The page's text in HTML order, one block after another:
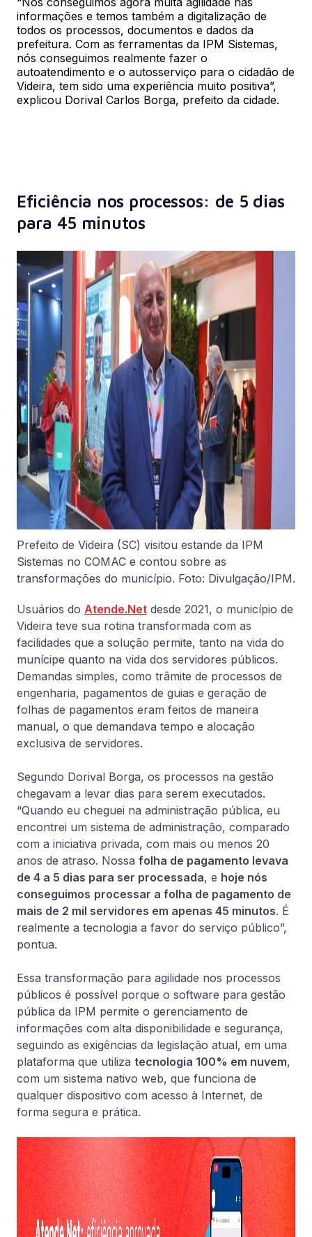
informações e temos também a digitalização de
todos os processos, documentos e dados da
prefeitura. Com as ferramentas da IPM Sistemas,
nós conseguimos realmente fazer o
autoatendimento e o autosserviço para o cidadão de
Videira, tem sido uma experiência muito positiva”,
explicou Dorival Carlos Borga, prefeito da cidade.
Eficiência nos processos: de 5 dias
para 45 minutos
Prefeito de Videira (SC) visitou estande da IPM
Sistemas no COMAC e contou sobre as
transformações do município. Foto: Divulgação/IPM.
Usuários do Atende.Net desde 2021, o município de
Videira teve sua rotina transformada com as
facilidades que a solução permite, tanto na vida do
munícipe quanto na vida dos servidores públicos.
Demandas simples, como trâmite de processos de
engenharia, pagamentos de guias e geração de
folhas de pagamentos eram feitos de maneira
manual, o que demandava tempo e alocação
exclusiva de servidores.
Segundo Dorival Borga, os processos na gestão
chegavam a levar dias para serem executados.
“Quando eu cheguei na administração pública, eu
encontrei um sistema de administração, comparado
com a iniciativa privada, com mais ou menos 20
anos de atraso. Nossa folha de pagamento levava
de 4 a 5 dias para ser processada, e hoje nós
conseguimos processar a folha de pagamento de
mais de 2 mil servidores em apenas 45 minutos. É
realmente a tecnologia a favor do serviço público”,
pontua.
Essa transformação para agilidade nos processos
públicos é possível porque o software para gestão
pública da IPM permite o gerenciamento de
informações com alta disponibilidade e segurança,
seguindo as exigências da legislação atual, em uma
plataforma que utiliza tecnologia 100% em nuvem,
com um sistema nativo web, que funciona de
qualquer dispositivo com acesso à Internet, de
forma segura e prática.